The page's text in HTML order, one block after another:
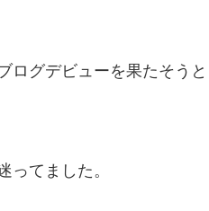
ログデビューを果たそうと
てました。